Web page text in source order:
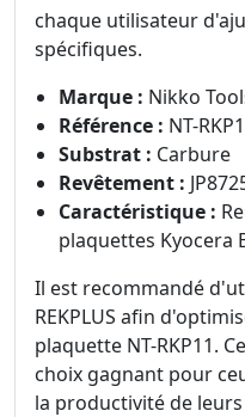
chaque utilisateur
spécifiques.
Marque : Nikko
Référence : NT-
Substrat : Carbure
Revêtement :
Caractéristique :
plaquettes Kyocera
Il est recommandé
REKPLUS afin
plaquette NT-RKP11.
choix gagnant pour
la productivité de